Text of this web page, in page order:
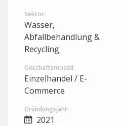
Sektor:
Wasser,
Abfallbehandlung &
Recycling
Geschäftsmodell:
Einzelhandel / E-
Commerce
Gründungsjahr:
2021